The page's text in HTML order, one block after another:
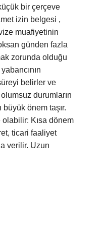
bir çerçeve
izin belgesi ,
muafiyetinin
günden fazla
zorunda olduğu
belirler ve
durumların
büyük önem taşır.
olabilir: Kısa dönem
ticari faaliyet
verilir. Uzun